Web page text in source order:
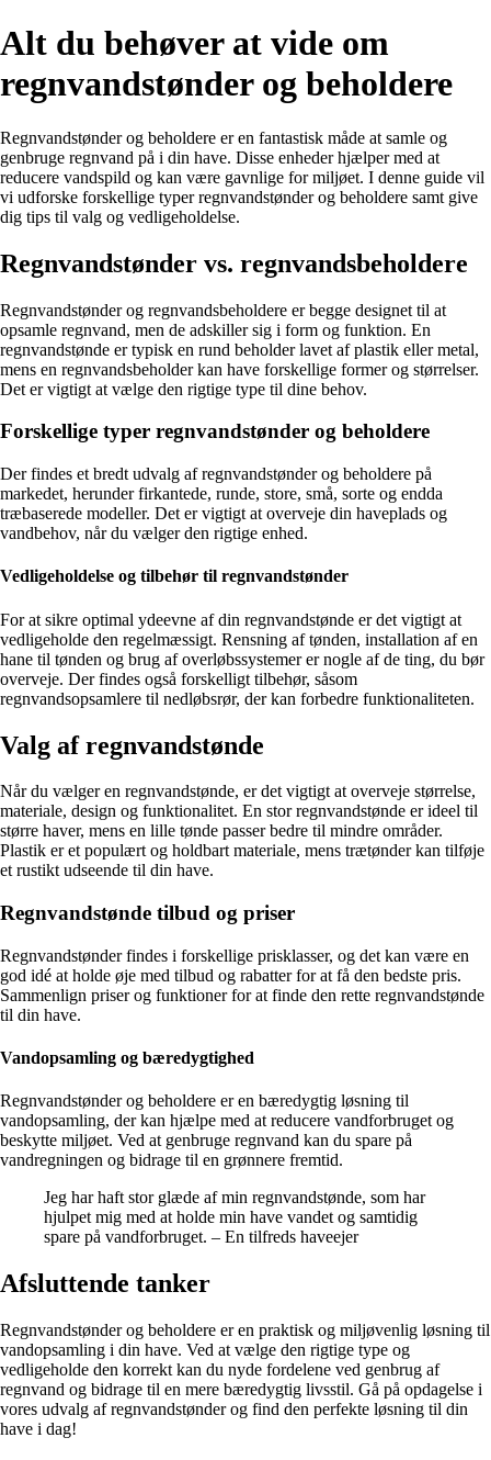
Alt du behøver at vide om
regnvandstønder og beholdere
Regnvandstønder og beholdere er en fantastisk måde at samle og
genbruge regnvand på i din have. Disse enheder hjælper med at
reducere vandspild og kan være gavnlige for miljøet. I denne guide vil
vi udforske forskellige typer regnvandstønder og beholdere samt give
dig tips til valg og vedligeholdelse.
Regnvandstønder vs. regnvandsbeholdere
Regnvandstønder og regnvandsbeholdere er begge designet til at
opsamle regnvand, men de adskiller sig i form og funktion. En
regnvandstønde er typisk en rund beholder lavet af plastik eller metal,
mens en regnvandsbeholder kan have forskellige former og størrelser.
Det er vigtigt at vælge den rigtige type til dine behov.
Forskellige typer regnvandstønder og beholdere
Der findes et bredt udvalg af regnvandstønder og beholdere på
markedet, herunder firkantede, runde, store, små, sorte og endda
træbaserede modeller. Det er vigtigt at overveje din haveplads og
vandbehov, når du vælger den rigtige enhed.
Vedligeholdelse og tilbehør til regnvandstønder
For at sikre optimal ydeevne af din regnvandstønde er det vigtigt at
vedligeholde den regelmæssigt. Rensning af tønden, installation af en
hane til tønden og brug af overløbssystemer er nogle af de ting, du bør
overveje. Der findes også forskelligt tilbehør, såsom
regnvandsopsamlere til nedløbsrør, der kan forbedre funktionaliteten.
Valg af regnvandstønde
Når du vælger en regnvandstønde, er det vigtigt at overveje størrelse,
materiale, design og funktionalitet. En stor regnvandstønde er ideel til
større haver, mens en lille tønde passer bedre til mindre områder.
Plastik er et populært og holdbart materiale, mens trætønder kan tilføje
et rustikt udseende til din have.
Regnvandstønde tilbud og priser
Regnvandstønder findes i forskellige prisklasser, og det kan være en
god idé at holde øje med tilbud og rabatter for at få den bedste pris.
Sammenlign priser og funktioner for at finde den rette regnvandstønde
til din have.
Vandopsamling og bæredygtighed
Regnvandstønder og beholdere er en bæredygtig løsning til
vandopsamling, der kan hjælpe med at reducere vandforbruget og
beskytte miljøet. Ved at genbruge regnvand kan du spare på
vandregningen og bidrage til en grønnere fremtid.
Jeg har haft stor glæde af min regnvandstønde, som har
hjulpet mig med at holde min have vandet og samtidig
spare på vandforbruget. – En tilfreds haveejer
Afsluttende tanker
Regnvandstønder og beholdere er en praktisk og miljøvenlig løsning til
vandopsamling i din have. Ved at vælge den rigtige type og
vedligeholde den korrekt kan du nyde fordelene ved genbrug af
regnvand og bidrage til en mere bæredygtig livsstil. Gå på opdagelse i
vores udvalg af regnvandstønder og find den perfekte løsning til din
have i dag!